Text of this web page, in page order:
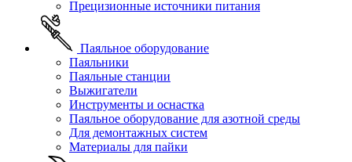
Прецизионные источники питания
Паяльное оборудование
Паяльники
Паяльные станции
Выжигатели
Инструменты и оснастка
Паяльное оборудование для азотной среды
Для демонтажных систем
Материалы для пайки